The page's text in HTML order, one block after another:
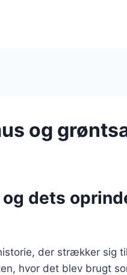
og
dets
der strækker sig
hvor det blev brugt